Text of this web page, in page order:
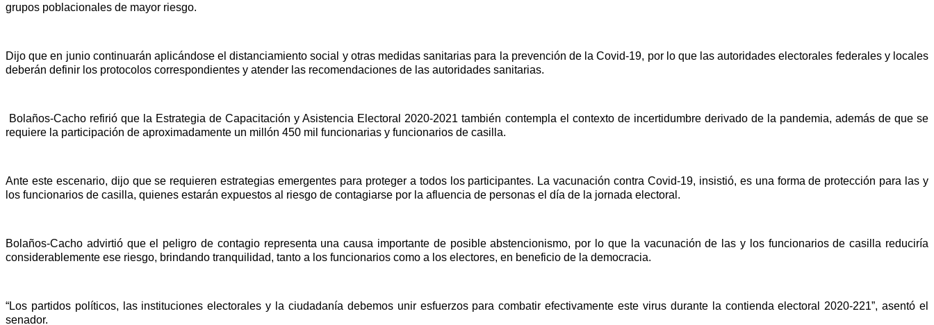
grupos poblacionales de mayor riesgo.
Dijo que en junio continuarán aplicándose el distanciamiento social y otras medidas sanitarias para la prevención de la Covid-19, por lo que las autoridades electorales federales y locales
deberán definir los protocolos correspondientes y atender las recomendaciones de las autoridades sanitarias.
Bolaños-Cacho refirió que la Estrategia de Capacitación y Asistencia Electoral 2020-2021 también contempla el contexto de incertidumbre derivado de la pandemia, además de que se
requiere la participación de aproximadamente un millón 450 mil funcionarias y funcionarios de casilla.
Ante este escenario, dijo que se requieren estrategias emergentes para proteger a todos los participantes. La vacunación contra Covid-19, insistió, es una forma de protección para las y
los funcionarios de casilla, quienes estarán expuestos al riesgo de contagiarse por la afluencia de personas el día de la jornada electoral.
Bolaños-Cacho advirtió que el peligro de contagio representa una causa importante de posible abstencionismo, por lo que la vacunación de las y los funcionarios de casilla reduciría
considerablemente ese riesgo, brindando tranquilidad, tanto a los funcionarios como a los electores, en beneficio de la democracia.
“Los partidos políticos, las instituciones electorales y la ciudadanía debemos unir esfuerzos para combatir efectivamente este virus durante la contienda electoral 2020-221”, asentó el
senador.